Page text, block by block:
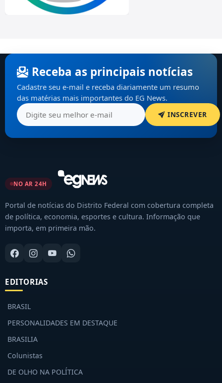
Receba as principais notícias
Cadastre seu e-mail e receba diariamente um resumo
das matérias mais importantes do EG News.
INSCREVER
NO AR 24H
Portal de notícias do Distrito Federal com cobertura completa
de política, economia, esportes e cultura. Informação que
importa, em primeira mão.
EDITORIAS
BRASIL
PERSONALIDADES EM DESTAQUE
BRASILIA
Colunistas
DE OLHO NA POLÍTICA